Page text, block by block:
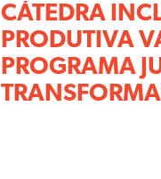
CÁTEDRA
PRODUTIVA
PROGRAMA